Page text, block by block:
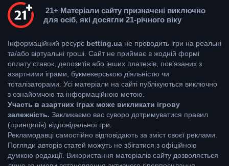
21+ Матеріали сайту призначені виключно
для осіб, які досягли 21-річного віку
Інформаційний ресурс betting.ua не проводить ігри на реальні
та/або віртуальні гроші. Сайт не приймає в жодній формі
оплату ставок, депозитів або інших платежів, пов’язаних з
азартними іграми, букмекерською діяльністю чи
тоталізаторами. Усі матеріали на сайті публікуються виключно
з ознайомчою та інформаційною метою.
Участь в азартних іграх може викликати ігрову
залежність. Закликаємо вас суворо дотримуватися правил
(принципів) відповідальної гри.
Рекламодавці самостійно відповідають за зміст своєї реклами.
Погляди авторів статей можуть не збігатися з офіційною
думкою редакції. Використання матеріалів сайту дозволяється